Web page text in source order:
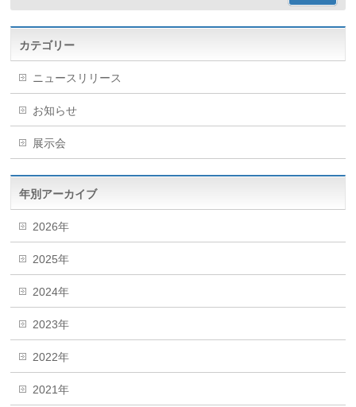
カテゴリー
ニュースリリース
お知らせ
展示会
年別アーカイブ
2026年
2025年
2024年
2023年
2022年
2021年